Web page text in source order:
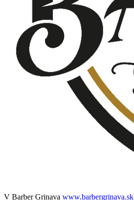
V Barber Grinava www.barbergrinava.sk